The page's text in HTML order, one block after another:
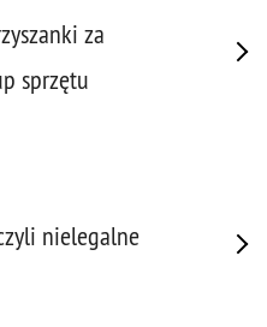
za
sprzętu
nielegalne